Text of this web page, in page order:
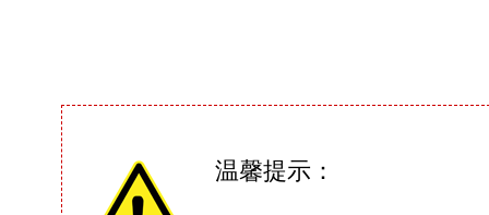
温馨提示：